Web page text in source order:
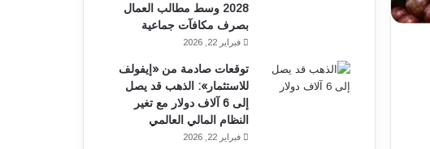
2028 وسط مطالب العمال
بصرف مكافآت جماعية
فبراير 22, 2026
توقعات صادمة من «إيفولف
للاستثمار»: الذهب قد يصل
إلى 6 آلاف دولار مع تغير
النظام المالي العالمي
فبراير 22, 2026